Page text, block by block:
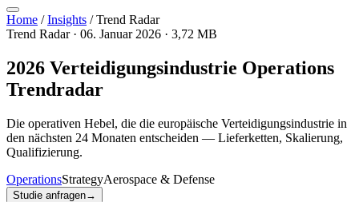
Home /Insights /Trend Radar
Trend Radar· 06. Januar 2026 · 3,72 MB
2026 Verteidigungsindustrie Operations
Trendradar
Die operativen Hebel, die die europäische Verteidigungsindustrie in
den nächsten 24 Monaten entscheiden — Lieferketten, Skalierung,
Qualifizierung.
OperationsStrategyAerospace & Defense
Studie anfragen→